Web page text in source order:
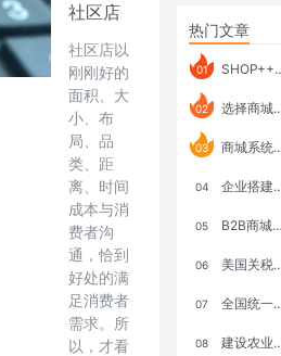
社区店
社区店以
刚刚好的
面积、大
小、布
局、品
类、距
离、时间
成本与消
费者沟
通，恰到
好处的满
足消费者
需求。所
以，才看
热门文章
01 SHOP++ B2B2C V9.1 全新发布 新亮点
02 选择商城系统要考虑哪些问题？
03 商城系统如何打通跨境电商模式？
04 企业搭建积分商城系统要注意什么？
05 B2B商城系统搭建：开发语言、功能、优势分析
06 美国关税政策冲击全球电商格局：五大类平台受重创，转型与自救成关键
07 全国统一大市场：电商如何掘金新蓝海？
08 建设农业强国，网上商城来助力！